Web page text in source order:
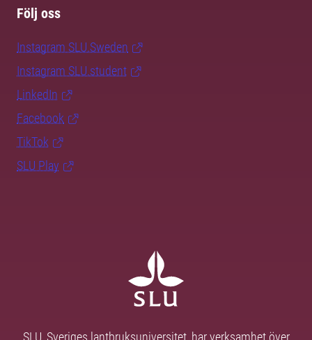
Följ oss
Instagram SLU.Sweden
Instagram SLU.student
LinkedIn
Facebook
TikTok
SLU Play
SLU, Sveriges lantbruksuniversitet, har verksamhet över